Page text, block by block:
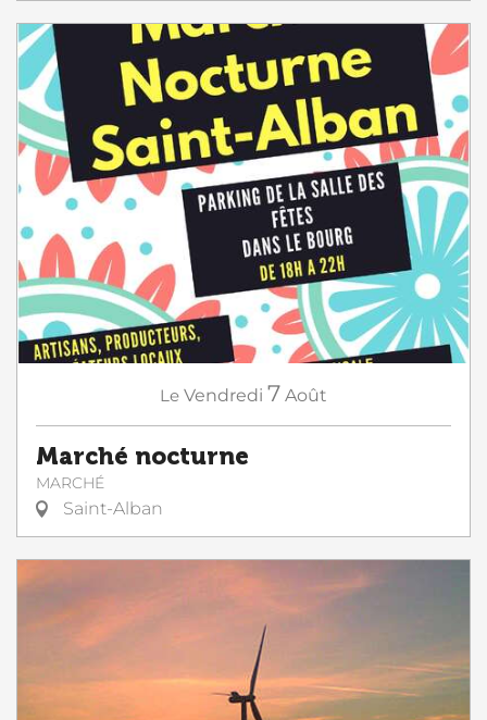
Le Vendredi 7 Août
Marché nocturne
MARCHÉ
Saint-Alban